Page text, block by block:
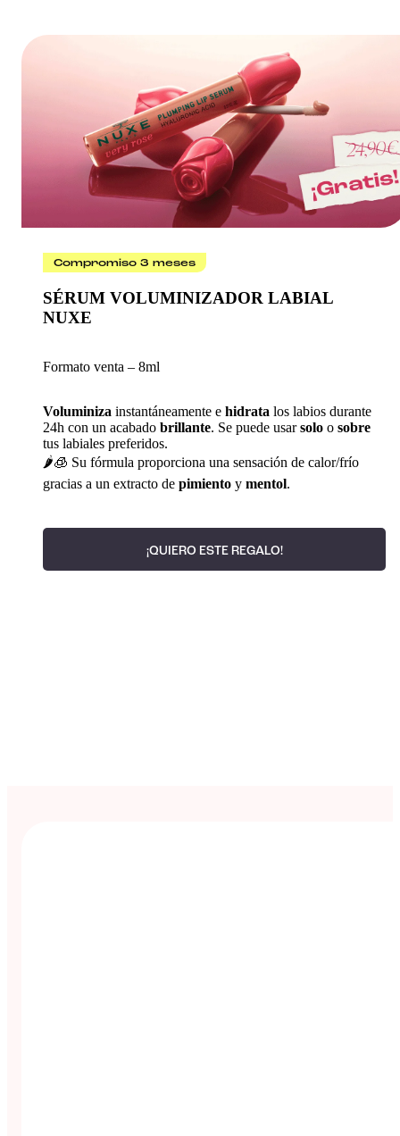
Compromiso 3 meses
SÉRUM VOLUMINIZADOR LABIAL
NUXE
Formato venta – 8ml
Voluminiza instantáneamente e hidrata los labios durante
24h con un acabado brillante. Se puede usarsolo o sobre
tus labiales preferidos.
🌶️🧊 Su fórmula proporciona una sensación de calor/frío
gracias a un extracto de pimiento y mentol.
¡QUIERO ESTE REGALO!